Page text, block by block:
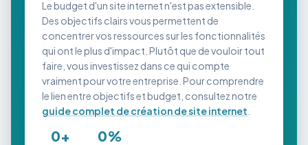
Le budget d'un site internet n'est pas extensible.
Des objectifs clairs vous permettent de
concentrer vos ressources sur les fonctionnalités
qui ont le plus d'impact. Plutôt que de vouloir tout
faire, vous investissez dans ce qui compte
vraiment pour votre entreprise. Pour comprendre
le lien entre objectifs et budget, consultez notre
guide complet de création de site internet
0+ 0%